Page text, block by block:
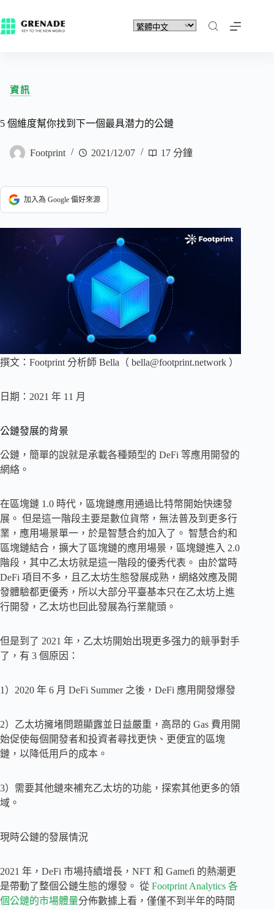
資訊
5 個維度幫你找到下一個最具潜力的公鏈
Footprint 2021/12/07 17 分鐘
加入為 Google 偏好來源
撰文：Footprint 分析師 Bella（ bella@footprint.network ）
日期：2021 年 11 月
公鏈發展的背景
公鏈，簡單的說就是承載各種類型的 DeFi 等應用開發的
網絡。
在區塊鏈 1.0 時代，區塊鏈應用通過比特幣開始快速發
展。 但是這一階段主要是數位貨幣，無法普及到更多行
業，應用場景單一，於是智慧合約加入了。 智慧合約和
區塊鏈結合，擴大了區塊鏈的應用場景，區塊鏈進入 2.0
階段，其中乙太坊就是這一階段的優秀代表。 由於當時
DeFi 項目不多，且乙太坊生態發展成熟，網絡效應及開
發體驗都更優秀，所以大部分平臺基本只在乙太坊上進
行開發，乙太坊也囙此發展為行業龍頭。
但是到了 2021 年，乙太坊開始出現更多强力的競爭對手
了，有 3 個原因：
1）2020 年 6 月 DeFi Summer 之後，DeFi 應用開發爆發
2）乙太坊擁堵問題顯露並日益嚴重，高昂的 Gas 費用開
始促使每個開發者和投資者尋找更快、更便宜的區塊
鏈，以降低用戶的成本。
3）需要其他鏈來補充乙太坊的功能，探索其他更多的領
域。
現時公鏈的發展情況
2021 年，DeFi 市場持續增長，NFT 和 Gamefi 的熱潮更
是帶動了整個公鏈生態的爆發。 從 Footprint Analytics 各
個公鏈的市場體量分佈數據上看，僅僅不到半年的時間